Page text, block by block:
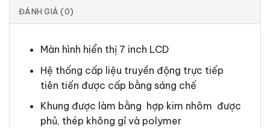
ĐÁNH GIÁ (0)
Màn hình hiển thị 7 inch LCD
Hệ thống cấp liệu truyền động trực tiếp
tiên tiến được cấp bằng sáng chế
Khung được làm bằng hợp kim nhôm được
phủ, thép không gỉ và polymer